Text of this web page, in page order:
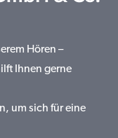
Hören –
Ihnen gerne
um sich für eine